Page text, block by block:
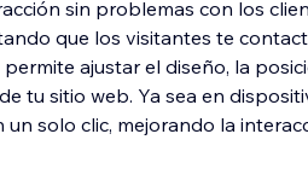
sin problemas con los
que los visitantes te
ajustar el diseño, la
tu sitio web. Ya sea en
solo clic, mejorando la